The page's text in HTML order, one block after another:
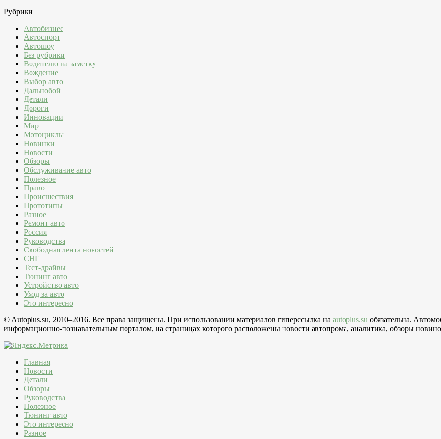
Рубрики
Автобизнес
Автоспорт
Автошоу
Без рубрики
Водителю на заметку
Вождение
Выбор авто
Дальнобой
Детали
Дороги
Инновации
Мир
Мотоциклы
Новинки
Новости
Обзоры
Обслуживание авто
Полезное
Право
Происшествия
Прототипы
Разное
Ремонт авто
Россия
Руководства
Свободная лента новостей
СНГ
Тест-драйвы
Тюнинг авто
Устройство авто
Уход за авто
Это интересно
© Autoplus.su, 2010–2016. Все права защищены. При использовании материалов гиперссылка на autoplus.su обязательна.
информационно-познавательным порталом, на страницах которого расположены новости автопрома, аналитика, обзоры
Главная
Новости
Детали
Обзоры
Руководства
Полезное
Тюнинг авто
Это интересно
Разное